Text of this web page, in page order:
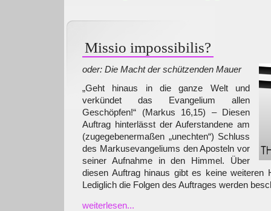
Missio impossibilis?
oder: Die Macht der schützenden Mauer
„Geht hinaus in die ganze Welt und
verkündet das Evangelium allen
Geschöpfen!“ (Markus 16,15) – Diesen
Auftrag hinterlässt der Auferstandene am
(zugegebenermaßen „unechten“) Schluss
des Markusevangeliums den Aposteln vor
seiner Aufnahme in den Himmel. Über
diesen Auftrag hinaus gibt es keine weiteren
Lediglich die Folgen des Auftrages werden
weiterlesen...